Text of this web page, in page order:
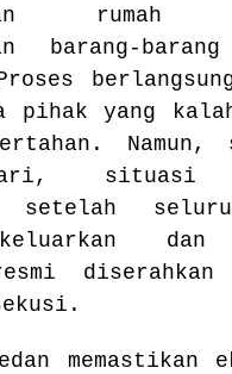
rumah
barang-
pihak yang
Namun,
situasi
setelah
dan
diserahkan
memastikan